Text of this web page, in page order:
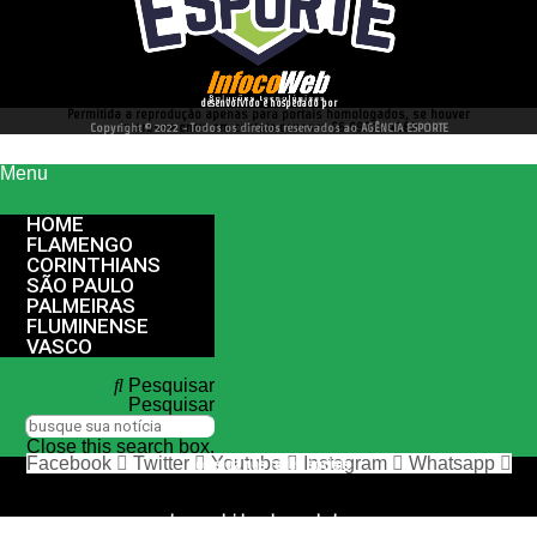
desenvolvido e hospedado por
Permitida a reprodução apenas para portais homologados, se houver
interesse entre em contato conosco 66 99977 4262
Copyright © 2022 - Todos os direitos reservados ao AGÊNCIA ESPORTE
Menu
HOME
FLAMENGO
CORINTHIANS
SÃO PAULO
PALMEIRAS
FLUMINENSE
VASCO
Pesquisar
Pesquisar
Close this search box.
nos siga nas redes sociais
Facebook Twitter Youtube Instagram Whatsapp
desenvolvido e hospedado por